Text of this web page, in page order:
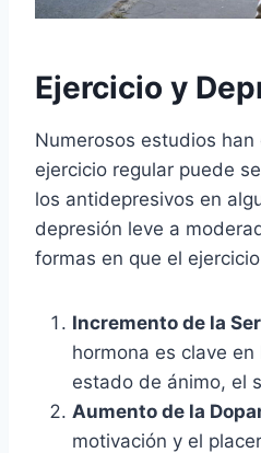
Ejercicio y
Numerosos estudios
ejercicio regular puede
los antidepresivos en
depresión leve a
formas en que el
Incremento de la
hormona es clave
estado de ánimo, el
Aumento de la
motivación y el